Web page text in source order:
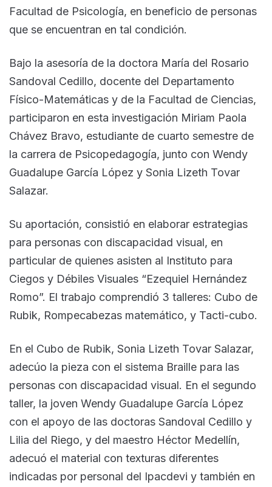
Facultad de Psicología, en beneficio de personas
que se encuentran en tal condición.
Bajo la asesoría de la doctora María del Rosario
Sandoval Cedillo, docente del Departamento
Físico-Matemáticas y de la Facultad de Ciencias,
participaron en esta investigación Miriam Paola
Chávez Bravo, estudiante de cuarto semestre de
la carrera de Psicopedagogía, junto con Wendy
Guadalupe García López y Sonia Lizeth Tovar
Salazar.
Su aportación, consistió en elaborar estrategias
para personas con discapacidad visual, en
particular de quienes asisten al Instituto para
Ciegos y Débiles Visuales “Ezequiel Hernández
Romo”. El trabajo comprendió 3 talleres: Cubo de
Rubik, Rompecabezas matemático, y Tacti-cubo.
En el Cubo de Rubik, Sonia Lizeth Tovar Salazar,
adecúo la pieza con el sistema Braille para las
personas con discapacidad visual. En el segundo
taller, la joven Wendy Guadalupe García López
con el apoyo de las doctoras Sandoval Cedillo y
Lilia del Riego, y del maestro Héctor Medellín,
adecuó el material con texturas diferentes
indicadas por personal del Ipacdevi y también en